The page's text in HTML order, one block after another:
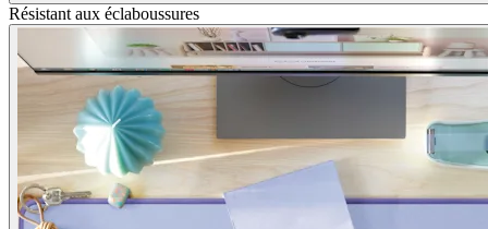
Résistant aux éclaboussures